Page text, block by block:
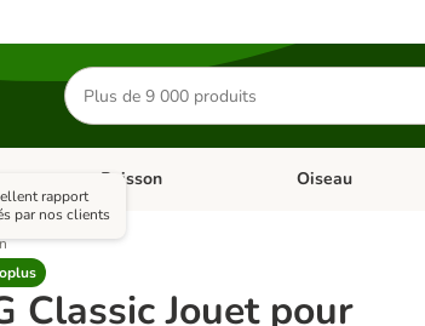
Rechercher
des
produits
Chat Dérouler les catégories: Rongeur & Co
Poisson Dérouler les
Oiseau
rapport
par nos clients
Classic Jouet pour